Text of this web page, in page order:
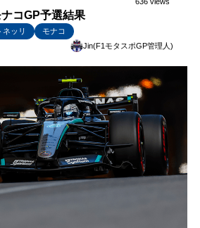
コGP予選結果
ネッリ
モナコ
Jin(F1モタスポGP管理人)